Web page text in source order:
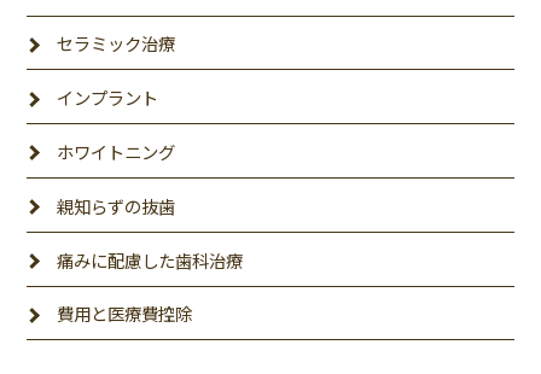
セラミック治療
インプラント
ホワイトニング
親知らずの抜歯
痛みに配慮した歯科治療
費用と医療費控除